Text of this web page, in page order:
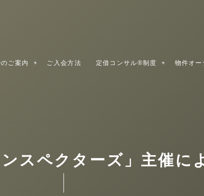
ご案内 ご入会方法 定借コンサル®制度 物件オ
スペクターズ」主催に